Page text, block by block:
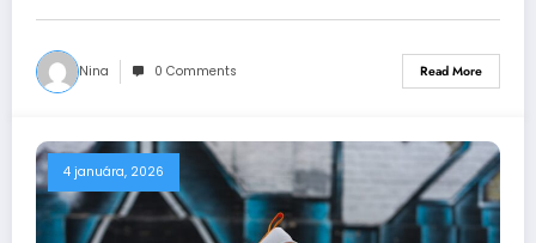
Nina 0 Comments Read More
4 januára, 2026